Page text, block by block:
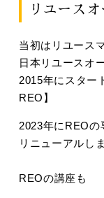
リユース
当初はリユース
日本リユースオ
2015年にスター
REO】
2023年にREOの
リニューアルし
REOの講座も